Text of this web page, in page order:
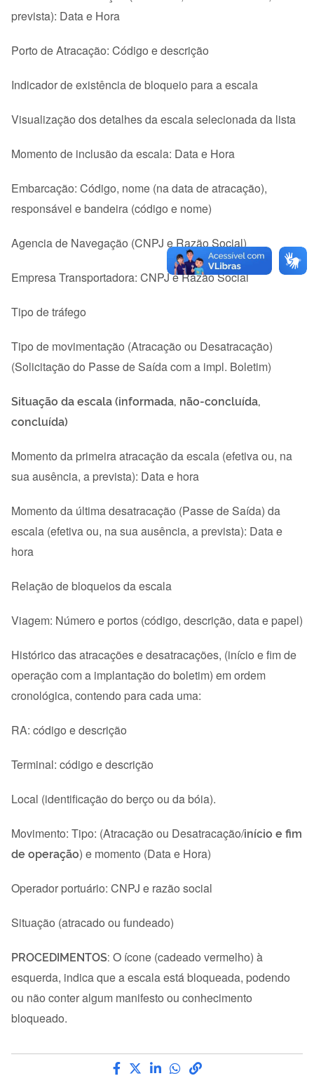
prevista): Data e Hora
Porto de Atracação: Código e descrição
Indicador de existência de bloqueio para a escala
Visualização dos detalhes da escala selecionada da lista
Momento de inclusão da escala: Data e Hora
Embarcação: Código, nome (na data de atracação),
responsável e bandeira (código e nome)
Agencia de Navegação (CNPJ e Razão Social)
Empresa Transportadora: CNPJ e Razão Social
Tipo de tráfego
Tipo de movimentação (Atracação ou Desatracação)
(Solicitação do Passe de Saída com a impl. Boletim)
Situação da escala (informada, não-concluída,
concluída)
Momento da primeira atracação da escala (efetiva ou, na
sua ausência, a prevista): Data e hora
Momento da última desatracação (Passe de Saída) da
escala (efetiva ou, na sua ausência, a prevista): Data e
hora
Relação de bloqueios da escala
Viagem: Número e portos (código, descrição, data e papel)
Histórico das atracações e desatracações, (início e fim de
operação com a implantação do boletim) em ordem
cronológica, contendo para cada uma:
RA: código e descrição
Terminal: código e descrição
Local (identificação do berço ou da bóia).
Movimento: Tipo: (Atracação ou Desatracação/início e fim
de operação) e momento (Data e Hora)
Operador portuário: CNPJ e razão social
Situação (atracado ou fundeado)
PROCEDIMENTOS: O ícone (cadeado vermelho) à
esquerda, indica que a escala está bloqueada, podendo
ou não conter algum manifesto ou conhecimento
bloqueado.
Compartilhe por Facebook
Compartilhe por Twitter
Compartilhe por LinkedIn
Compartilhe por
link para Copiar